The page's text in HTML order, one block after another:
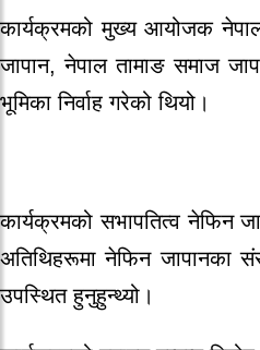
कार्यक्रमको मुख्य आयोजक
जापान, नेपाल तामाङ समाज
भूमिका निर्वाह गरेको थियो।
कार्यक्रमको सभापतित्व नेफिन
अतिथिहरूमा नेफिन जापानका
उपस्थित हुनुहुन्थ्यो।